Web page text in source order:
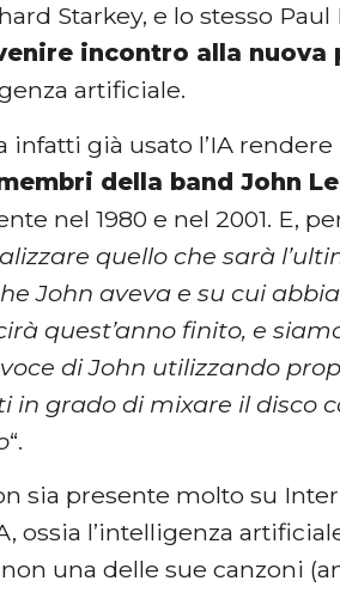
Starkey, e lo stesso
incontro alla nuova
artificiale.
infatti già usato l’IA
della band John
nel 1980 e nel 2001. E,
quello che sarà
John aveva e su cui
quest’anno finito, e
di John utilizzando
in grado di mixare il disco
“.
sia presente molto su
ossia l’intelligenza
una delle sue canzoni